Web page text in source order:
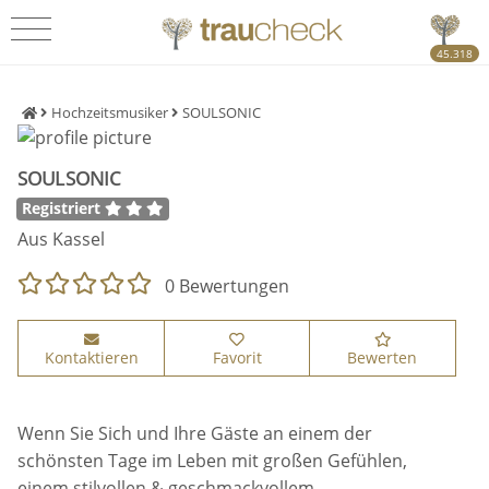
45.318
Hochzeitsmusiker SOULSONIC
SOULSONIC
Registriert
Aus Kassel
0 Bewertungen
Kontaktieren Favorit Bewerten
Wenn Sie Sich und Ihre Gäste an einem der
schönsten Tage im Leben mit großen Gefühlen,